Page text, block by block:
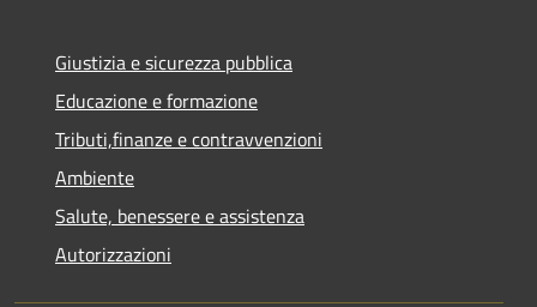
Giustizia e sicurezza pubblica
Educazione e formazione
Tributi,finanze e contravvenzioni
Ambiente
Salute, benessere e assistenza
Autorizzazioni